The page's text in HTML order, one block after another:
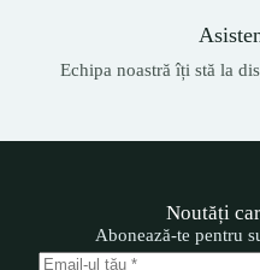
Echipa noastră îți stă la
Noutăți
Abonează-te pentru